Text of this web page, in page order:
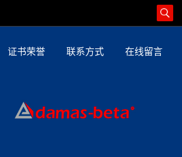
证书荣誉 联系方式 在线留言